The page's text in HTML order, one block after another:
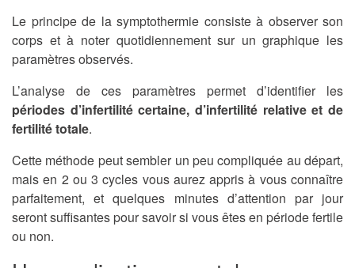
Le principe de la symptothermie consiste à observer son
corps et à noter quotidiennement sur un graphique les
paramètres observés.
L’analyse de ces paramètres permet d’identifier les
périodes d’infertilité certaine, d’infertilité relative et de
fertilité totale.
Cette méthode peut sembler un peu compliquée au départ,
mais en 2 ou 3 cycles vous aurez appris à vous connaître
parfaitement, et quelques minutes d’attention par jour
seront suffisantes pour savoir si vous êtes en période fertile
ou non.